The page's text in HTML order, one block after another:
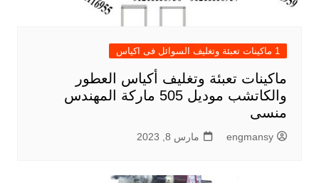
1 ماكينات تعبئة وتغليف السوائل فى اكياس
ماكينات تعبئة وتغليف أكياس العطور
والكاتشب موديل 505 ماركة المهندس
منسى
engmansy مارس 8, 2023